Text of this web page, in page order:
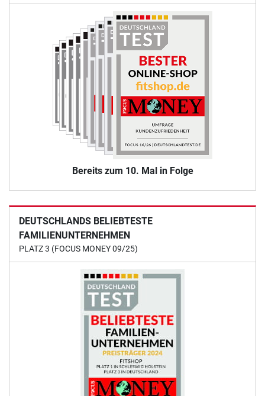
Bereits zum 10. Mal in Folge
DEUTSCHLANDS BELIEBTESTE
FAMILIENUNTERNEHMEN
PLATZ 3 (FOCUS MONEY 09/25)